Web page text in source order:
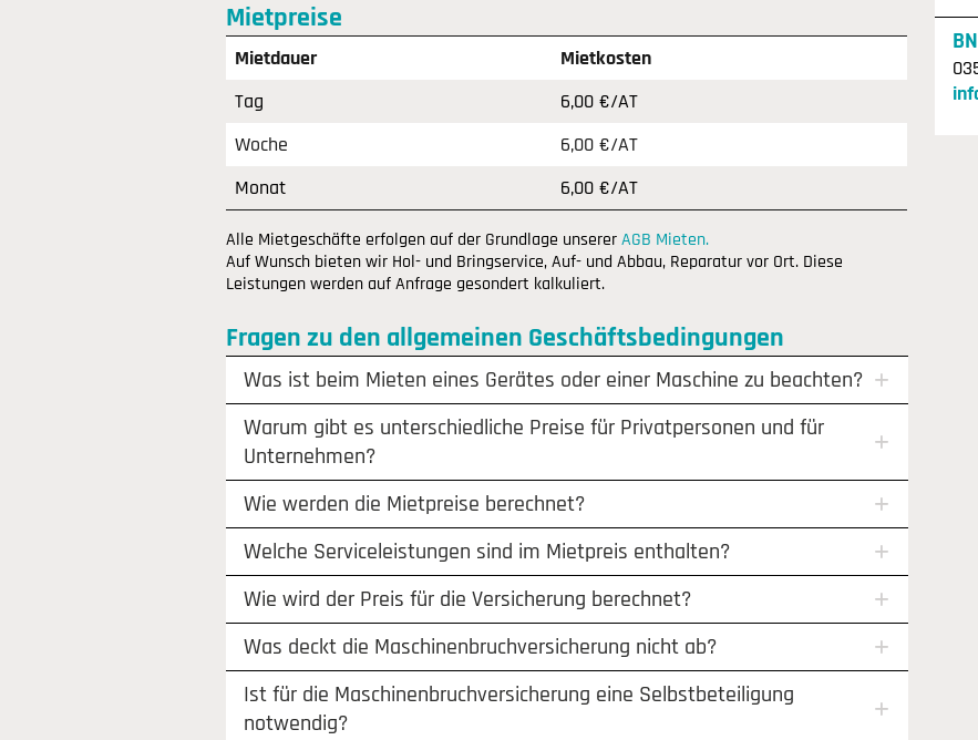
Mietpreise
Mietdauer
Mietkosten
Tag
6,00 €/AT
Woche
6,00 €/AT
Monat
6,00 €/AT
Alle Mietgeschäfte erfolgen auf der Grundlage unserer AGB Mieten.
Auf Wunsch bieten wir Hol- und Bringservice, Auf- und Abbau, Reparatur vor Ort. Diese
Leistungen werden auf Anfrage gesondert kalkuliert.
Fragen zu den allgemeinen Geschäftsbedingungen
Was ist beim Mieten eines Gerätes oder einer Maschine zu beachten?
Warum gibt es unterschiedliche Preise für Privatpersonen und für
Unternehmen?
Wie werden die Mietpreise berechnet?
Welche Serviceleistungen sind im Mietpreis enthalten?
Wie wird der Preis für die Versicherung berechnet?
Was deckt die Maschinenbruchversicherung nicht ab?
Ist für die Maschinenbruchversicherung eine Selbstbeteiligung
notwendig?